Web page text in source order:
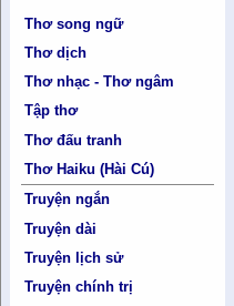
Thơ song ngữ
Thơ dịch
Thơ nhạc - Thơ ngâm
Tập thơ
Thơ đấu tranh
Thơ Haiku (Hài Cú)
Truyện ngắn
Truyện dài
Truyện lịch sử
Truyện chính trị